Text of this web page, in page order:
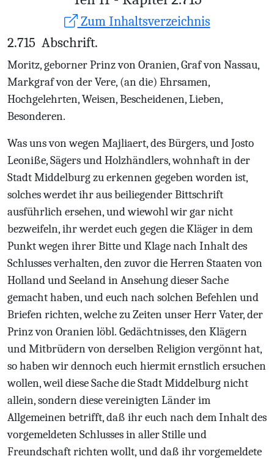
Zum Inhaltsverzeichnis
2.715 Abschrift.
Moritz, geborner Prinz von Oranien, Graf von Nassau,
Markgraf von der Vere, (an die) Ehrsamen,
Hochgelehrten, Weisen, Bescheidenen, Lieben,
Besonderen.
Was uns von wegen Majliaert, des Bürgers, und Josto
Leoniße, Sägers und Holzhändlers, wohnhaft in der
Stadt Middelburg zu erkennen gegeben worden ist,
solches werdet ihr aus beiliegender Bittschrift
ausführlich ersehen, und wiewohl wir gar nicht
bezweifeln, ihr werdet euch gegen die Kläger in dem
Punkt wegen ihrer Bitte und Klage nach Inhalt des
Schlusses verhalten, den zuvor die Herren Staaten von
Holland und Seeland in Ansehung dieser Sache
gemacht haben, und euch nach solchen Befehlen und
Briefen richten, welche zu Zeiten unser Herr Vater, der
Prinz von Oranien löbl. Gedächtnisses, den Klägern
und Mitbrüdern von derselben Religion vergönnt hat,
so haben wir dennoch euch hiermit ernstlich ersuchen
wollen, weil diese Sache die Stadt Middelburg nicht
allein, sondern diese vereinigten Länder im
Allgemeinen betrifft, daß ihr euch nach dem Inhalt des
vorgemeldeten Schlusses in aller Stille und
Freundschaft richten wollt, und daß ihr vorgemeldete